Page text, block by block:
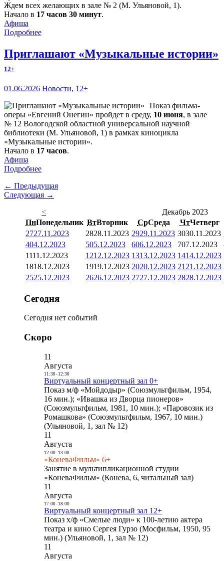
Ждем всех желающих в зале № 2 (М. Ульяновой, 1).
Начало в 17 часов 30 минут.
Афиша
Подробнее
Приглашают «Музыкальные истории»
12+
01.06.2026 Новости, 12+
Показ фильма-
оперы «Евгений Онегин» пройдет в среду, 10 июня, в зале
№ 12 Вологодской областной универсальной научной
библиотеки (М. Ульяновой, 1) в рамках киноцикла
«Музыкальные истории».
Начало в 17 часов.
Афиша
Подробнее
← Предыдущая
Следующая →
<
Декабрь 2023
ПнПонедельник ВтВторник СрСреда ЧтЧетверг
2727.11.2023 2828.11.2023 2929.11.2023 3030.11.2023
404.12.2023 505.12.2023 606.12.2023 707.12.2023
1111.12.2023 1212.12.2023 1313.12.2023 1414.12.2023
1818.12.2023 1919.12.2023 2020.12.2023 21 21.12.2023
2525.12.2023 2626.12.2023 2727.12.2023 2828.12.2023
Сегодня
Сегодня нет событий
Скоро
11
Августа
11:30- 12:30
Виртуальный концертный зал 0+
Показ м/ф «Мойдодыр» (Союзмультфильм, 1954,
16 мин.); «Ивашка из Дворца пионеров»
(Союзмультфильм, 1981, 10 мин.); «Паровозик из
Ромашкова» (Союзмультфильм, 1967, 10 мин.)
(Ульяновой, 1, зал № 12)
11
Августа
12:00- 13:00
«КоневаФильм» 6+
Занятие в мультипликационной студии
«КоневаФильм» (Конева, 6, читальный зал)
11
Августа
17:00- 18:00
Виртуальный концертный зал 12+
Показ х/ф «Смелые люди» к 100-летию актера
театра и кино Сергея Гурзо (Мосфильм, 1950, 95
мин.) (Ульяновой, 1, зал № 12)
11
Августа